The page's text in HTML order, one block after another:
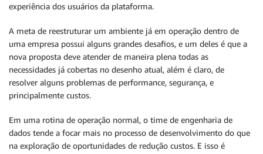
experiência dos usuários da plataforma.
A meta de reestruturar um ambiente já em operação dentro de
uma empresa possui alguns grandes desafios, e um deles é que a
nova proposta deve atender de maneira plena todas as
necessidades já cobertas no desenho atual, além é claro, de
resolver alguns problemas de performance, segurança, e
principalmente custos.
Em uma rotina de operação normal, o time de engenharia de
dados tende a focar mais no processo de desenvolvimento do que
na exploração de oportunidades de redução custos. E isso é